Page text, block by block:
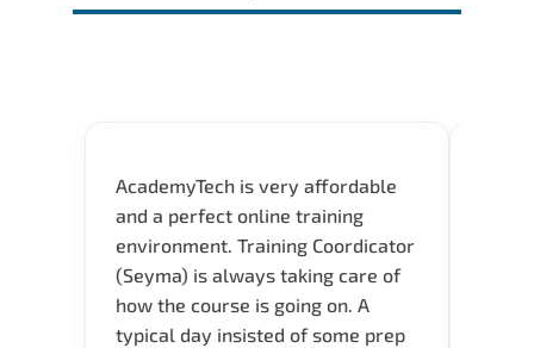
AcademyTech is very affordable
and a perfect online training
environment. Training Coordicator
(Seyma) is always taking care of
how the course is going on. A
typical day insisted of some prep